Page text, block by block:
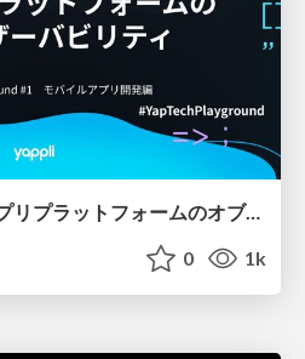
New Relic で始めるアプリプラットフォームのオブザーバビリティ
0 1k